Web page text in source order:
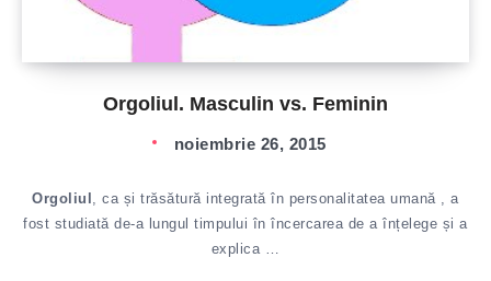
Orgoliul. Masculin vs. Feminin
noiembrie 26, 2015
Orgoliul , ca și trăsătură integrată în personalitatea umană , a
fost studiată de-a lungul timpului în încercarea de a înțelege și a
explica …